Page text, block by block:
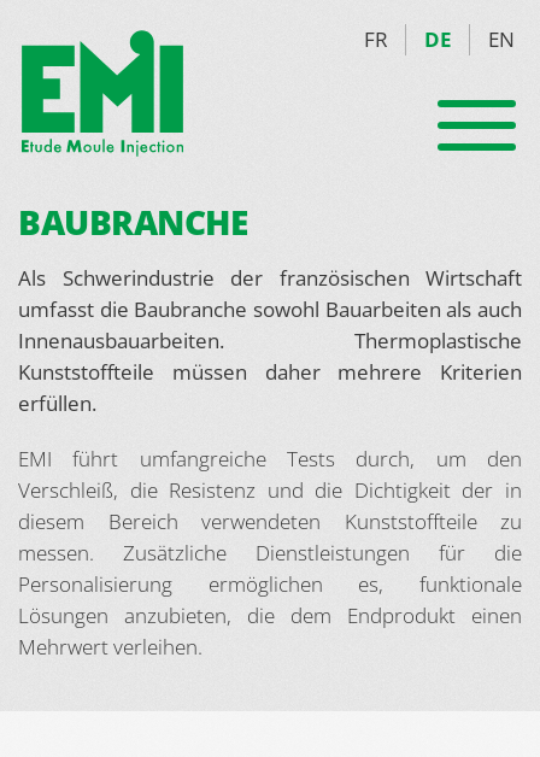
FR DE EN
BAUBRANCHE
Als Schwerindustrie der französischen Wirtschaft
umfasst die Baubranche sowohl Bauarbeiten als auch
Innenausbauarbeiten. Thermoplastische
Kunststoffteile müssen daher mehrere Kriterien
erfüllen.
EMI führt umfangreiche Tests durch, um den
Verschleiß, die Resistenz und die Dichtigkeit der in
diesem Bereich verwendeten Kunststoffteile zu
messen. Zusätzliche Dienstleistungen für die
Personalisierung ermöglichen es, funktionale
Lösungen anzubieten, die dem Endprodukt einen
Mehrwert verleihen.